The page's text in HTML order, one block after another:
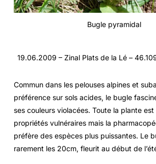
Bugle pyramidal
19.06.2009 – Zinal Plats de la Lé –
Commun dans les pelouses alpines et
préférence sur sols acides, le bugle
ses couleurs violacées. Toute la plante
propriétés vulnéraires mais la
préfère des espèces plus puissantes. Le
rarement les 20cm, fleurit au début de